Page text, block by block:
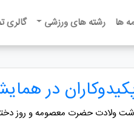
ها رشته های ورزشی گالری
در
حضرت معصومه و روز دختر